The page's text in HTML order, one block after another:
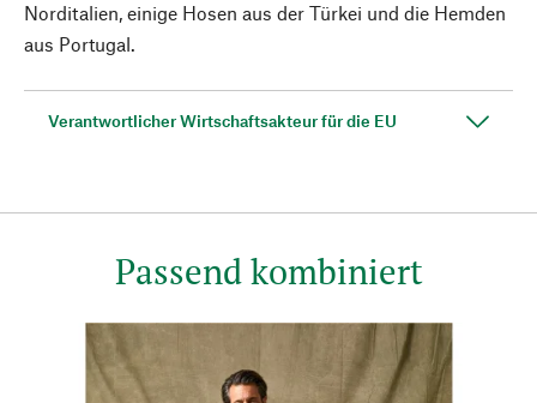
Norditalien, einige Hosen aus der Türkei und die Hemden
aus Portugal.
Verantwortlicher Wirtschaftsakteur für die EU
Passend kombiniert